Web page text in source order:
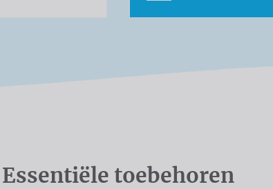
Essentiële toebehoren